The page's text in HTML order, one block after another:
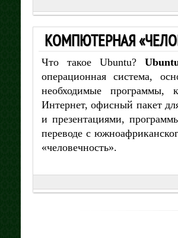
КОМПЮТЕРНАЯ
Что такое Ubuntu?
операционная система,
необходимые программы,
Интернет, офисный пакет
и презентациями,
переводе с
«человечность».